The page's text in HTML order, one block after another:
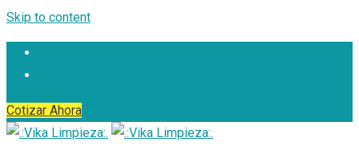
Skip to content
Cotizar Ahora